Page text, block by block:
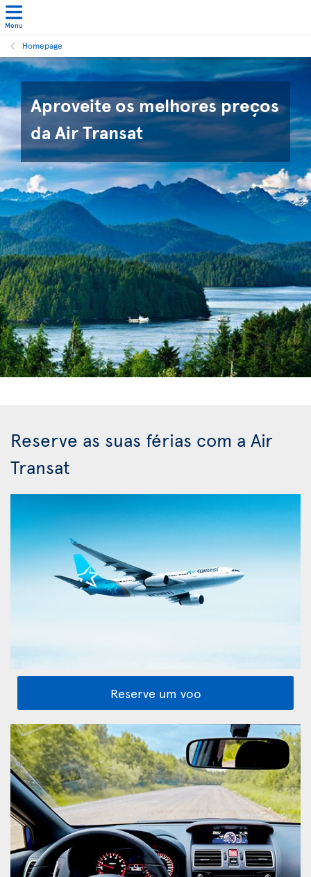
Menu
Homepage
Aproveite os melhores preços
da Air Transat
Reserve as suas férias com a Air
Transat
Reserve um voo